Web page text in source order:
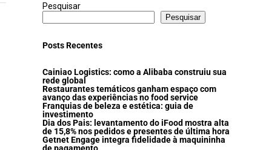
Pesquisar
Pesquisar
Posts Recentes
Cainiao Logistics: como a Alibaba construiu sua
rede global
Restaurantes temáticos ganham espaço com
avanço das experiências no food service
Franquias de beleza e estética: guia de
investimento
Dia dos Pais: levantamento do iFood mostra alta
de 15,8% nos pedidos e presentes de última hora
Getnet Engage integra fidelidade à maquininha